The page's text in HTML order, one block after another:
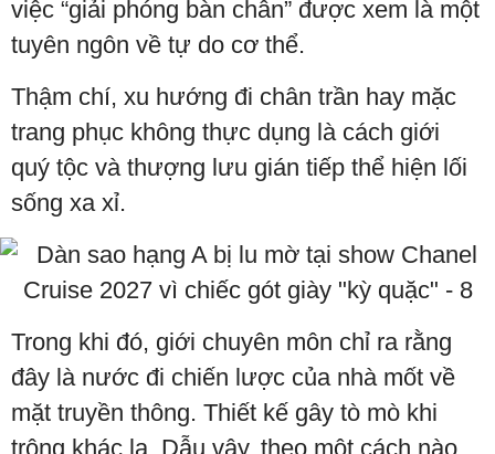
việc “giải phóng bàn chân” được xem là một
tuyên ngôn về tự do cơ thể.
Thậm chí, xu hướng đi chân trần hay mặc
trang phục không thực dụng là cách giới
quý tộc và thượng lưu gián tiếp thể hiện lối
sống xa xỉ.
Trong khi đó, giới chuyên môn chỉ ra rằng
đây là nước đi chiến lược của nhà mốt về
mặt truyền thông. Thiết kế gây tò mò khi
trông khác lạ. Dẫu vậy, theo một cách nào